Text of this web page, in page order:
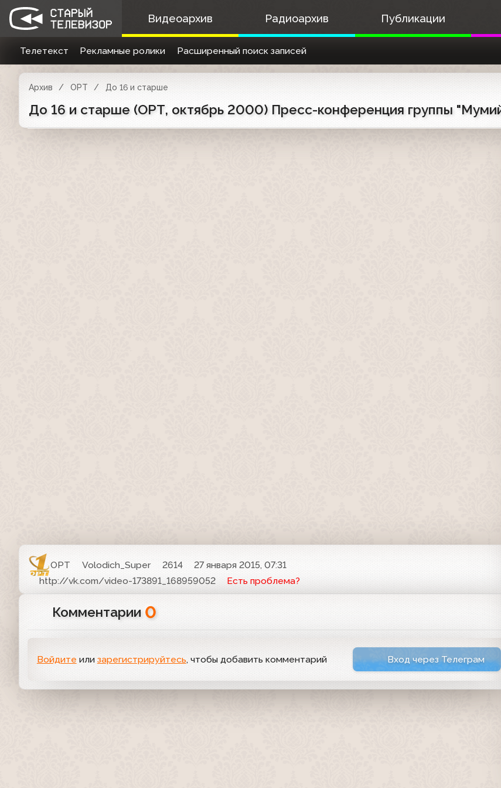
Видеоархив Радиоархив Публикации
Телетекст Рекламные ролики Расширенный поиск записей
Архив ОРТ До 16 и старше
До 16 и старше (ОРТ, октябрь 2000) Пресс-конференция группы
ОРТ Volodich_Super 2614
27 января 2015, 07:31
http://vk.com/video-173891_168959052
Есть проблема?
Комментарии 0
Войдите или зарегистрируйтесь, чтобы добавить комментарий Вход через Телеграм